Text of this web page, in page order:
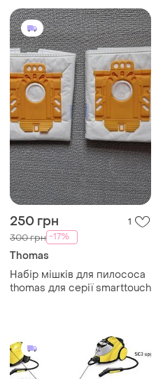
250 грн 1
300 грн -17%
Thomas
Набір мішків для пилососа
thomas для серії smarttouch